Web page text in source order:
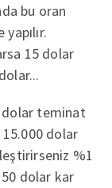
bu oran
15 dolar
dolar teminat
dolar
%1
dolar kar